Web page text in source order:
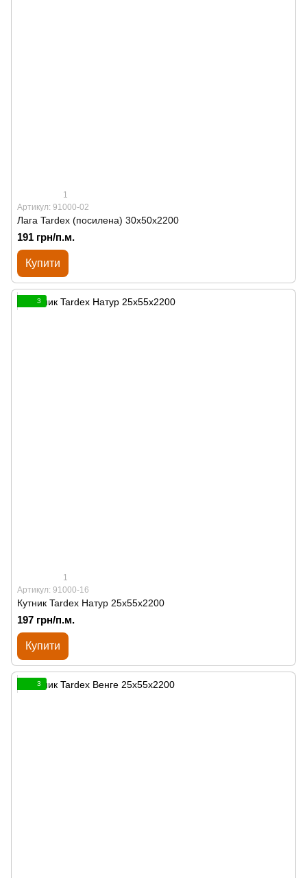
1
Артикул: 91000-02
Лага Tardex (посилена) 30х50х2200
191 грн/п.м.
Купити
3
1
Артикул: 91000-16
Кутник Tardex Натур 25х55х2200
197 грн/п.м.
Купити
3